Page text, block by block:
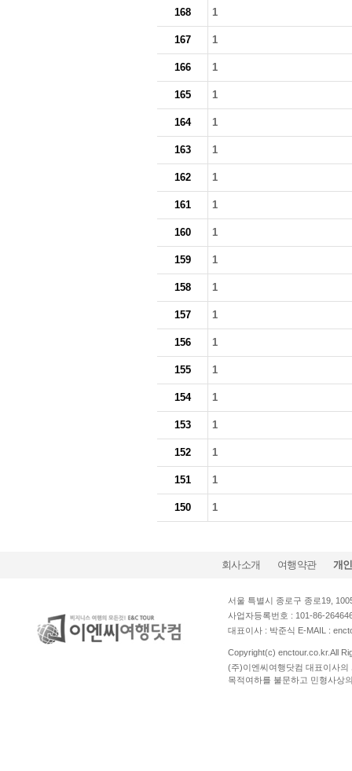
168 1
167 1
166 1
165 1
164 1
163 1
162 1
161 1
160 1
159 1
158 1
157 1
156 1
155 1
154 1
153 1
152 1
151 1
150 1
회사소개 여행약관 개
서울 특별시 종로구 종로19,
사업자등록번호 : 101-86-
대표이사 : 박준식 E-MAIL :
Copyright(c) enctour.co.kr.All
(주)이엔씨여행닷컴 대표이사
목적여하를 불문하고 민형사상